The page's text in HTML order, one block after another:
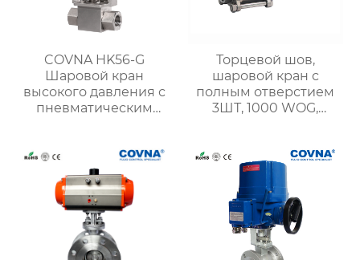
COVNA HK56-G
Шаровой кран
высокого давления с
пневматическим
Торцевой шов,
шаровой кран с
полным отверстием
3ШТ, 1000 WOG,